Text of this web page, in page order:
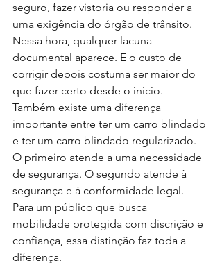
seguro, fazer vistoria ou responder a
uma exigência do órgão de trânsito.
Nessa hora, qualquer lacuna
documental aparece. E o custo de
corrigir depois costuma ser maior do
que fazer certo desde o início.
Também existe uma diferença
importante entre ter um carro blindado
e ter um carro blindado regularizado.
O primeiro atende a uma necessidade
de segurança. O segundo atende à
segurança e à conformidade legal.
Para um público que busca
mobilidade protegida com discrição e
confiança, essa distinção faz toda a
diferença.